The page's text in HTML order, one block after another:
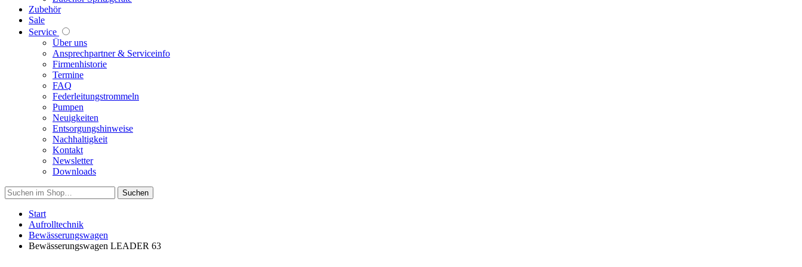
Zubehör
Sale
Service
Über uns
Ansprechpartner & Serviceinfo
Firmenhistorie
Termine
FAQ
Federleitungstrommeln
Pumpen
Neuigkeiten
Entsorgungshinweise
Nachhaltigkeit
Kontakt
Newsletter
Downloads
Suchen
Start
Aufrolltechnik
Bewässerungswagen
Bewässerungswagen LEADER 63